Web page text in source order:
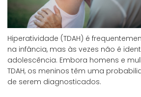
Hiperatividade (TDAH) é
na infância, mas às vezes não é
adolescência. Embora homens e
TDAH, os meninos têm uma
de serem diagnosticados.